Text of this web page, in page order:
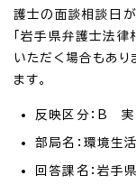
護士の面談相談日
「岩手県弁護士法律
いただく場合もあり
ます。
反映区分：B 実
部局名：環境生
回答課名：岩手